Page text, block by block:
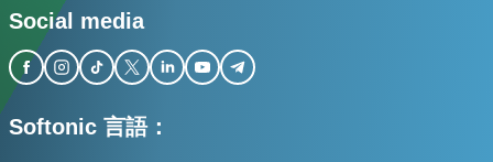
Social media
Softonic 言語：